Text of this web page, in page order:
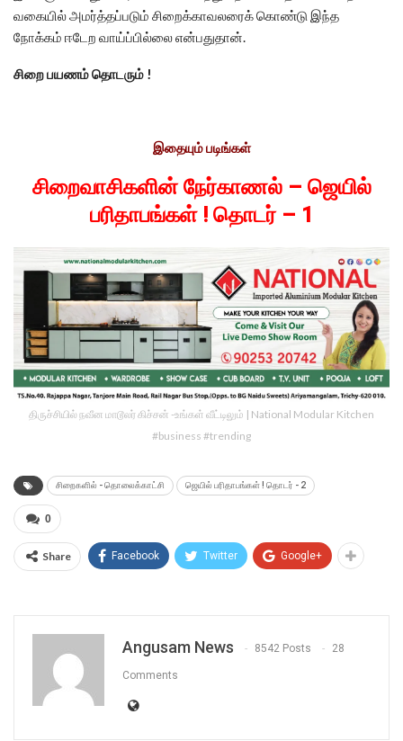
வகையில் அமர்த்தப்படும் சிறைக்காவலரைக் கொண்டு இந்த
நோக்கம் ஈடேற வாய்ப்பில்லை என்பதுதான்.
சிறை பயணம் தொடரும் !
இதையும் படிங்கள்
சிறைவாசிகளின் நேர்காணல் – ஜெயில்
பரிதாபங்கள் ! தொடர் – 1
திருச்சியில் நவீன மாடூலர் கிச்சன் -உங்கள் வீட்டிலும் | National Modular Kitchen
#business #trending
சிறைகளில் - தொலைக்காட்சி ஜெயில் பரிதாபங்கள் ! தொடர் - 2
0
Share Facebook Twitter Google+
Angusam News 8542 Posts 28
Comments